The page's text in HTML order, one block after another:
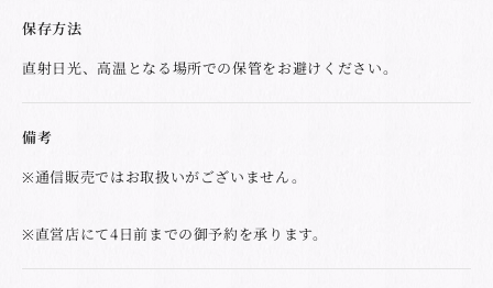
保存方法
直射日光、高温となる場所での保管をお避けください。
備考
※通信販売ではお取扱いがございません。
※直営店にて4日前までの御予約を承ります。